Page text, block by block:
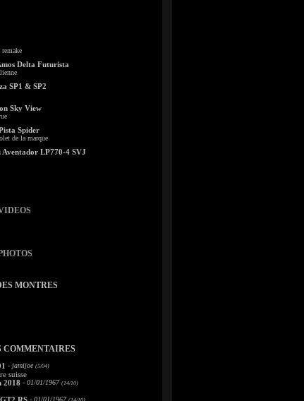
Delta Futurista
SP1 & SP2
Sky View
Spider
de la marque
LP770-4 SVJ
MONTRES
COMMENTAIRES
- jamijoe (5/04)
suisse
2018 - 01/01/1967 (14/10)
- 01/01/1967